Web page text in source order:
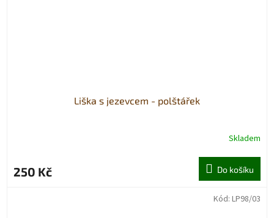
Liška s jezevcem - polštářek
Skladem
250 Kč Do košíku
Kód: LP98/03